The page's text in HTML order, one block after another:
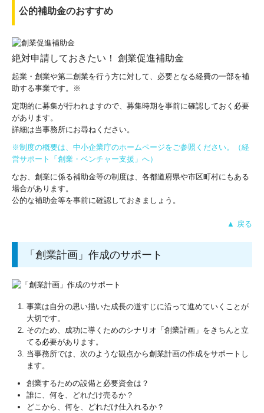
公的補助金のおすすめ
絶対申請しておきたい！ 創業促進補助金
起業・創業や第二創業を行う方に対して、必要となる経費の一部を補
助する事業です。※
定期的に募集が行われますので、募集時期を事前に確認しておく必要
があります。
詳細は当事務所にお尋ねください。
※制度の概要は、中小企業庁のホームページをご参照ください。（経
営サポート「創業・ベンチャー支援」へ）
なお、創業に係る補助金等の制度は、各都道府県や市区町村にもある
場合があります。
公的な補助金等を事前に確認しておきましょう。
▲ 戻る
「創業計画」作成のサポート
事業は自分の思い描いた成長の道すじに沿って進めていくことが
大切です。
そのため、成功に導くためのシナリオ「創業計画」をきちんと立
てる必要があります。
当事務所では、次のような観点から創業計画の作成をサポートし
ます。
創業するための設備と必要資金は？
誰に、何を、どれだけ売るか？
どこから、何を、どれだけ仕入れるか？